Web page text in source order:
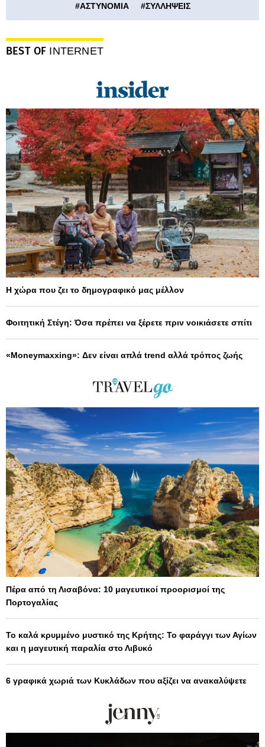
#ΑΣΤΥΝΟΜΙΑ #ΣΥΛΛΗΨΕΙΣ
BEST OF INTERNET
Η χώρα που ζει το δημογραφικό μας μέλλον
Φοιτητική Στέγη: Όσα πρέπει να ξέρετε πριν νοικιάσετε σπίτι
«Moneymaxxing»: Δεν είναι απλά trend αλλά τρόπος ζωής
Πέρα από τη Λισαβόνα: 10 μαγευτικοί προορισμοί της
Πορτογαλίας
Το καλά κρυμμένο μυστικό της Κρήτης: Το φαράγγι των Αγίων
και η μαγευτική παραλία στο Λιβυκό
6 γραφικά χωριά των Κυκλάδων που αξίζει να ανακαλύψετε